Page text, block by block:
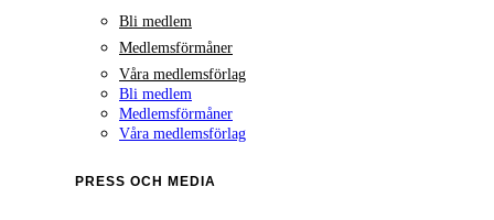
Bli medlem
Medlemsförmåner
Våra medlemsförlag
Bli medlem
Medlemsförmåner
Våra medlemsförlag
PRESS OCH MEDIA